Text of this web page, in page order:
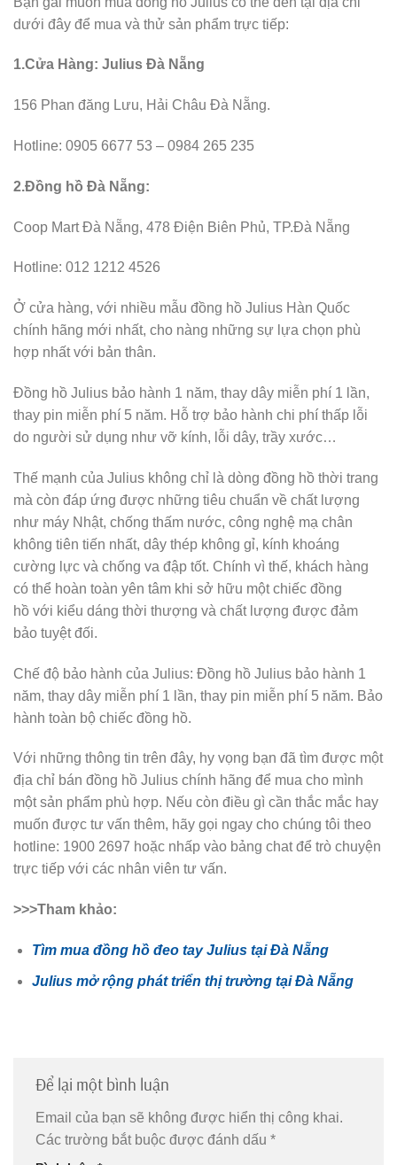
dưới đây để mua và thử sản phẩm trực tiếp:
1.Cửa Hàng: Julius Đà Nẵng
156 Phan đăng Lưu, Hải Châu Đà Nẵng.
Hotline: 0905 6677 53 – 0984 265 235
2.Đồng hồ Đà Nẵng:
Coop Mart Đà Nẵng, 478 Điện Biên Phủ, TP.Đà Nẵng
Hotline: 012 1212 4526
Ở cửa hàng, với nhiều mẫu đồng hồ Julius Hàn Quốc
chính hãng mới nhất, cho nàng những sự lựa chọn phù
hợp nhất với bản thân.
Đồng hồ Julius bảo hành 1 năm, thay dây miễn phí 1 lần,
thay pin miễn phí 5 năm. Hỗ trợ bảo hành chi phí thấp lỗi
do người sử dụng như vỡ kính, lỗi dây, trầy xước…
Thế mạnh của Julius không chỉ là dòng đồng hồ thời trang
mà còn đáp ứng được những tiêu chuẩn về chất lượng
như máy Nhật, chống thấm nước, công nghệ mạ chân
không tiên tiến nhất, dây thép không gỉ, kính khoáng
cường lực và chống va đập tốt. Chính vì thế, khách hàng
có thể hoàn toàn yên tâm khi sở hữu một chiếc đồng
hồ với kiểu dáng thời thượng và chất lượng được đảm
bảo tuyệt đối.
Chế độ bảo hành của Julius: Đồng hồ Julius bảo hành 1
năm, thay dây miễn phí 1 lần, thay pin miễn phí 5 năm. Bảo
hành toàn bộ chiếc đồng hồ.
Với những thông tin trên đây, hy vọng bạn đã tìm được một
địa chỉ bán đồng hồ Julius chính hãng để mua cho mình
một sản phẩm phù hợp. Nếu còn điều gì cần thắc mắc hay
muốn được tư vấn thêm, hãy gọi ngay cho chúng tôi theo
hotline: 1900 2697 hoặc nhấp vào bảng chat để trò chuyện
trực tiếp với các nhân viên tư vấn.
>>>Tham khảo:
Tìm mua đồng hồ đeo tay Julius tại Đà Nẵng
Julius mở rộng phát triển thị trường tại Đà Nẵng
Để lại một bình luận
Email của bạn sẽ không được hiển thị công khai.
Các trường bắt buộc được đánh dấu *